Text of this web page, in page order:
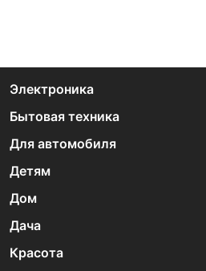
Электроника
Бытовая техника
Для автомобиля
Детям
Дом
Дача
Красота